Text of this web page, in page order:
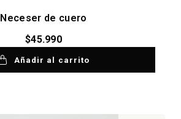
Neceser de cuero
$45.990
Añadir al carrito